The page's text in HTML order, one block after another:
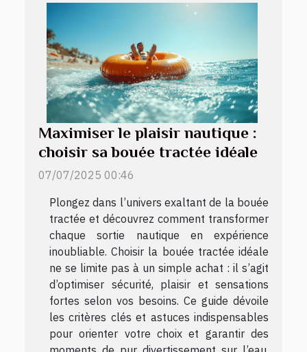
Maximiser le plaisir nautique :
choisir sa bouée tractée idéale
07/07/2025 00:46
Plongez dans l’univers exaltant de la bouée
tractée et découvrez comment transformer
chaque sortie nautique en expérience
inoubliable. Choisir la bouée tractée idéale
ne se limite pas à un simple achat : il s’agit
d’optimiser sécurité, plaisir et sensations
fortes selon vos besoins. Ce guide dévoile
les critères clés et astuces indispensables
pour orienter votre choix et garantir des